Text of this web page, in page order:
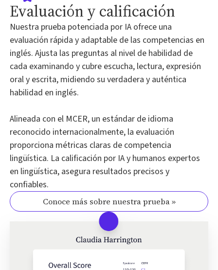
Evaluación y calificación
Nuestra prueba potenciada por IA ofrece una
evaluación rápida y adaptable de las competencias en
inglés. Ajusta las preguntas al nivel de habilidad de
cada examinando y cubre escucha, lectura, expresión
oral y escrita, midiendo su verdadera y auténtica
habilidad en inglés.
Alineada con el MCER, un estándar de idioma
reconocido internacionalmente, la evaluación
proporciona métricas claras de competencia
lingüística. La calificación por IA y humanos expertos
en lingüística, asegura resultados precisos y
confiables.
Conoce más sobre nuestra prueba »